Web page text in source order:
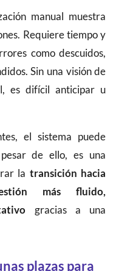
manual muestra
Requiere tiempo y
como descuidos,
Sin una visión de
es difícil anticipar u
el sistema puede
de ello, es una
la transición hacia
más fluido,
gracias a una
plazas para